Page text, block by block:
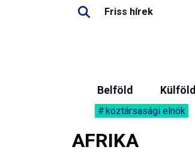
Friss hírek
Belföld Külföld
köztársasági elnök
AFRIKA